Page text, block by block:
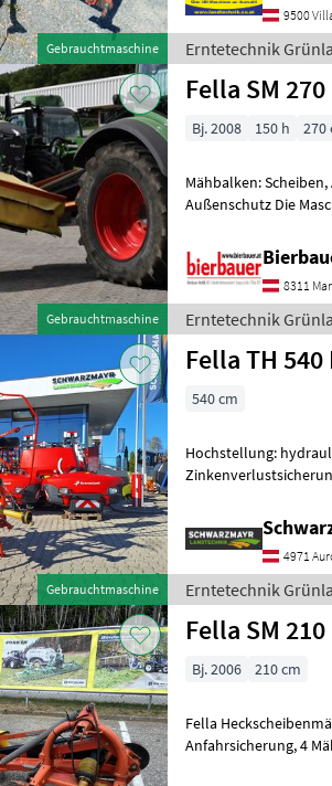
Gebrauchtmaschine
9500
Erntetechnik
Gebrauchtmaschine
Fella SM 270
Bj. 2008 150 h 270
Mähbalken:
Außenschutz Die
8311
Erntetechnik
Gebrauchtmaschine
Fella TH
540 cm
Hochstellung:
4971
Erntetechnik
Fella SM 210
Bj. 2006 210 cm
Fella Heckscheibenmähwerk SM
Anfahrsicherung, 4 Mähscheiben mit je 2 Klingen, einsatzbereit wie